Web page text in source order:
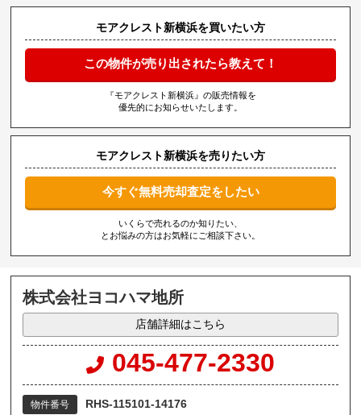
モアクレスト新横浜を買いたい方
この物件が売り出されたら教えて！
『モアクレスト新横浜』の販売情報を
優先的にお知らせいたします。
モアクレスト新横浜を売りたい方
今すぐ無料売却査定をしたい
いくらで売れるのか知りたい、
とお悩みの方はお気軽にご相談下さい。
株式会社ヨコハマ地所
店舗詳細はこちら
045-477-2330
物件番号 RHS-115101-14176